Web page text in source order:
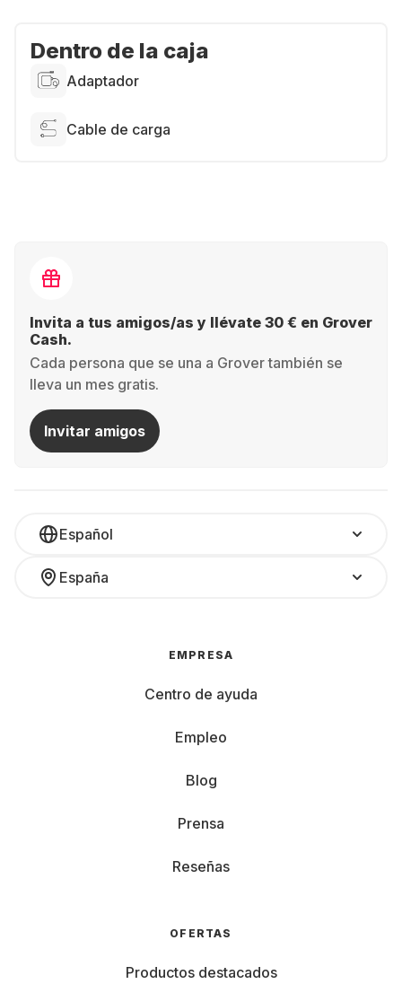
Dentro de la caja
Adaptador
Cable de carga
Invita a tus amigos/as y llévate 30 € en Grover
Cash.
Cada persona que se una a Grover también se
lleva un mes gratis.
Invitar amigos
Español
España
EMPRESA
Centro de ayuda
Empleo
Blog
Prensa
Reseñas
OFERTAS
Productos destacados